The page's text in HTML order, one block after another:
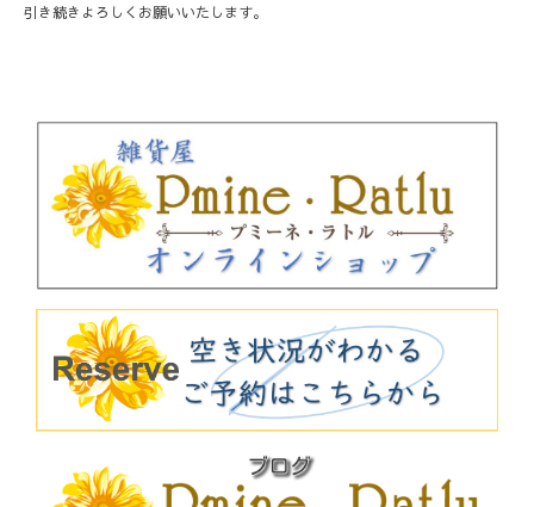
引き続きよろしくお願いいたします。